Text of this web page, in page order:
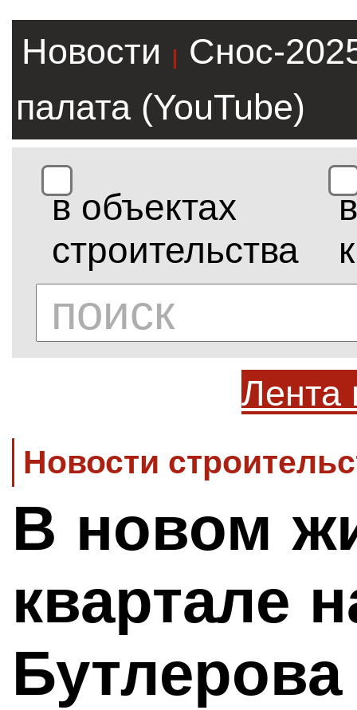
Новости |
Снос-
палата (YouTube)
в объектах
строительства
в
Лента
Новости
В новом
квартале